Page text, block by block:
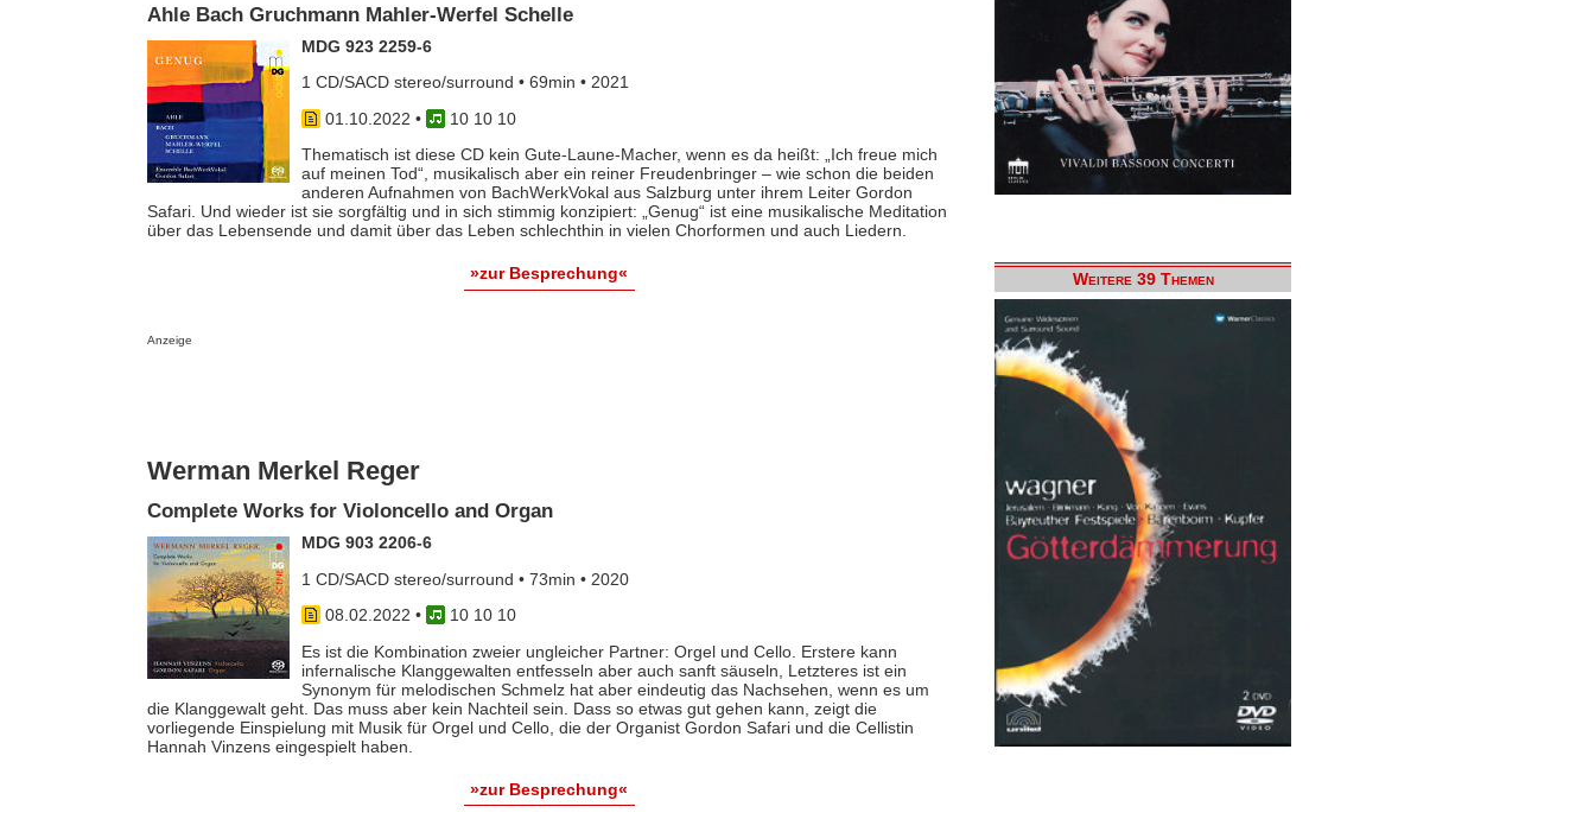
Ahle Bach Gruchmann Mahler-Werfel Schelle
MDG 923 2259-6
1 CD/SACD stereo/surround • 69min • 2021
01.10.2022 •
10 10 10
Thematisch ist diese CD kein Gute-Laune-Macher, wenn es da heißt: „Ich freue mich
auf meinen Tod“, musikalisch aber ein reiner Freudenbringer – wie schon die beiden
anderen Aufnahmen von BachWerkVokal aus Salzburg unter ihrem Leiter Gordon
Safari. Und wieder ist sie sorgfältig und in sich stimmig konzipiert: „Genug“ ist eine musikalische Meditation
über das Lebensende und damit über das Leben schlechthin in vielen Chorformen und auch Liedern.
»zur Besprechung«
Anzeige
Werman Merkel Reger
Complete Works for Violoncello and Organ
MDG 903 2206-6
1 CD/SACD stereo/surround • 73min • 2020
08.02.2022 •
10 10 10
Es ist die Kombination zweier ungleicher Partner: Orgel und Cello. Erstere kann
infernalische Klanggewalten entfesseln aber auch sanft säuseln, Letzteres ist ein
Synonym für melodischen Schmelz hat aber eindeutig das Nachsehen, wenn es um
die Klanggewalt geht. Das muss aber kein Nachteil sein. Dass so etwas gut gehen kann, zeigt die
vorliegende Einspielung mit Musik für Orgel und Cello, die der Organist Gordon Safari und die Cellistin
Hannah Vinzens eingespielt haben.
»zur Besprechung«
Weitere 39 Themen